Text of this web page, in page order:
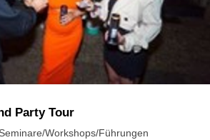
Party Tour
Seminare/Workshops/Führungen